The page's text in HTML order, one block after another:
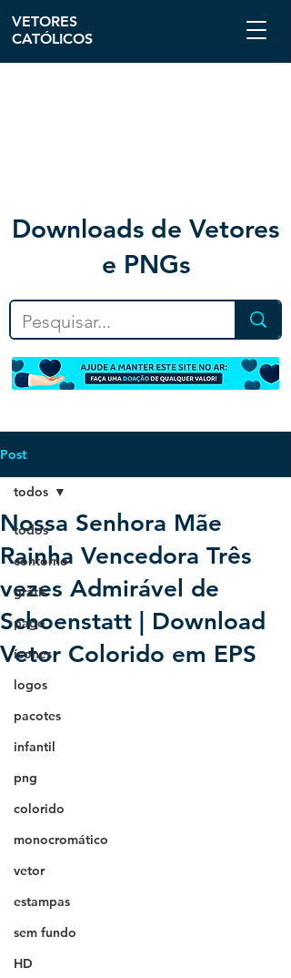
Downloads de Vetores
e PNGs
VETORES
CATÓLICOS
Post
todos
contorno
grátis
pago
ícones
logos
pacotes
infantil
png
colorido
monocromático
vetor
estampas
sem fundo
HD
todos
Nossa Senhora Mãe
Rainha Vencedora Três
vezes Admirável de
Schoenstatt | Download
Vetor Colorido em EPS